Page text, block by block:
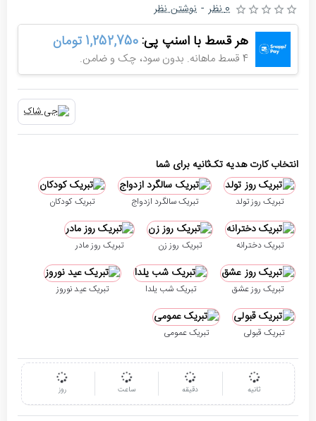
هر قسط با اسنپ پی:1,252,750 تومان
4 قسط ماهانه. بدون سود، چک و ضامن.
0 نظر - نوشتن نظر
روز ساعت دقیقه ثانیه
انتخاب کارت هدیه تک‌ثانیه برای شما
تبریک روز تولد تبریک سالگرد ازدواج تبریک کودکان
تبریک دخترانه تبریک روز زن تبریک روز مادر
تبریک روز عشق تبریک شب یلدا تبریک عید نوروز
تبریک قبولی تبریک عمومی